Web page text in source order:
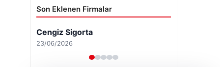
Son Eklenen Firmalar
Cengiz Sigorta
23/06/2026